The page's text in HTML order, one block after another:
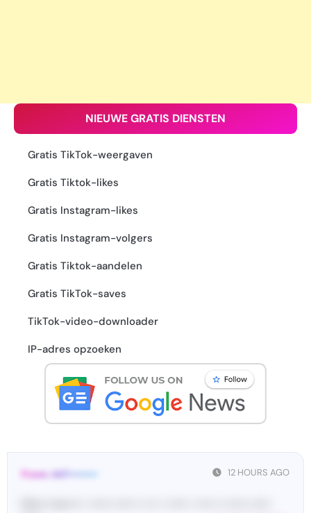
NIEUWE GRATIS DIENSTEN
Gratis TikTok-weergaven
Gratis Tiktok-likes
Gratis Instagram-likes
Gratis Instagram-volgers
Gratis Tiktok-aandelen
Gratis TikTok-saves
TikTok-video-downloader
IP-adres opzoeken
12 HOURS AGO
From: 447••••••••